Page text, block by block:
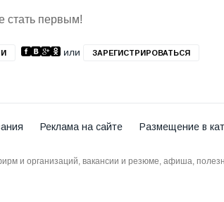
стать первым!
или ЗАРЕГИСТРИРОВАТЬСЯ
Реклама на сайте Размещение в
и организаций, вакансии и резюме, афиша,